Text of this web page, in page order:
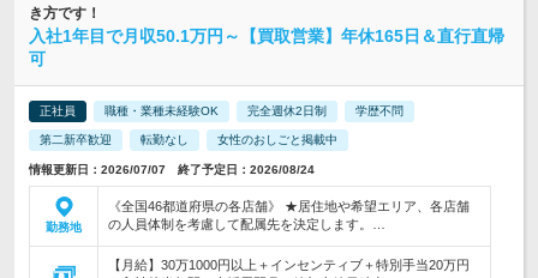
き方です！
入社1年目で月収50.1万円～【買取営業】年休165日＆直行直帰
可
正社員 職種・業種未経験OK 完全週休2日制 学歴不問
第二新卒歓迎 転勤なし 女性のおしごと掲載中
情報更新日：2026/07/07 終了予定日：2026/08/24
勤務地
《全国46都道府県の各店舗》 ★居住地や希望エリア、各店舗
の人員体制を考慮して配属先を決定します。…
【月給】30万1000円以上＋インセンティブ＋特別手当20万円